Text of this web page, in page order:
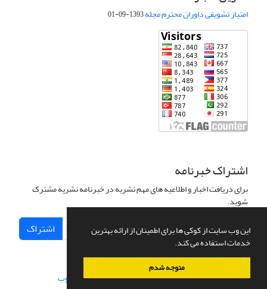
این وب سایت از کوکی ها برای اطمینان از ارائه بهترین
خدمات استفاده می کند.
متوجه شدم
امتیاز تشویقی داوران محترم مجله1393-09-01
اشتراک خبرنامه
برای دریافت اخبار و اطلاعیه های مهم نشریه در خبرنامه نشریه مشترک
شوید.
اشتراک
سامانه مدیریت نشریات علمی.طراحی و پیاده سازی از سیناوب